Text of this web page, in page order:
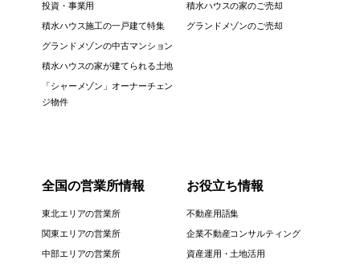
投資・事業用
積水ハウス施工の一戸建て特集
グランドメゾンの中古マンション
積水ハウスの家が建てられる土地
「シャーメゾン」オーナーチェン
ジ物件
積水ハウスの家のご売却
グランドメゾンのご売却
全国の営業所情報
東北エリアの営業所
関東エリアの営業所
中部エリアの営業所
お役立ち情報
不動産用語集
企業不動産コンサルティング
資産運用・土地活用